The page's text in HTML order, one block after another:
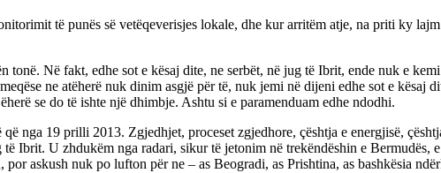
të punës së vetëqeverisjes lokale, dhe kur arritëm atje, na priti ky
tonë. Në fakt, edhe sot e kësaj dite, ne serbët, në jug të Ibrit, ende nuk e
ne atëherë nuk dinim asgjë për të, nuk jemi në dijeni edhe sot e kësaj
se do të ishte një dhimbje. Ashtu si e paramenduam edhe ndodhi.
19 prilli 2013. Zgjedhjet, proceset zgjedhore, çështja e energjisë,
Ibrit. U zhdukëm nga radari, sikur të jetonim në trekëndëshin e Bermudës,
askush nuk po lufton për ne – as Beogradi, as Prishtina, as bashkësia